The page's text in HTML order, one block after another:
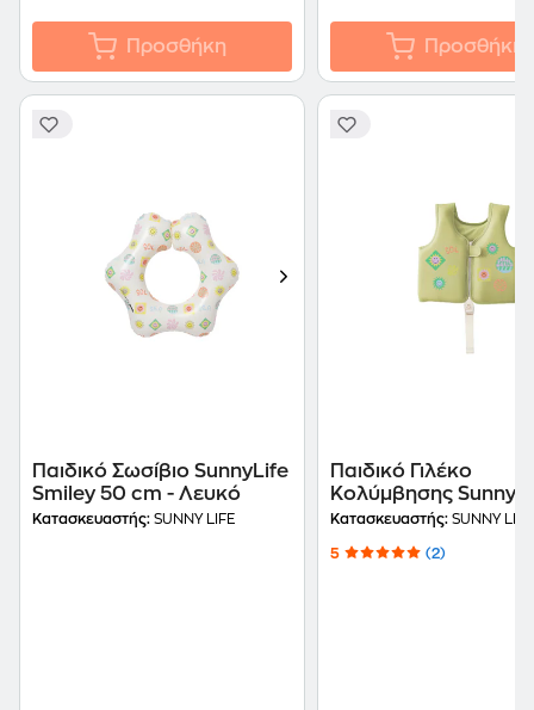
Προσθήκη Προσθήκη
Παιδικό Σωσίβιο SunnyLife
Smiley 50 cm - Λευκό
Κατασκευαστής: SUNNY LIFE
Παιδικό Γιλέκο
Κολύμβησης
Smiley 2-3 Ετών -
Κατασκευαστής: SUNNY LIFE
5 (2)